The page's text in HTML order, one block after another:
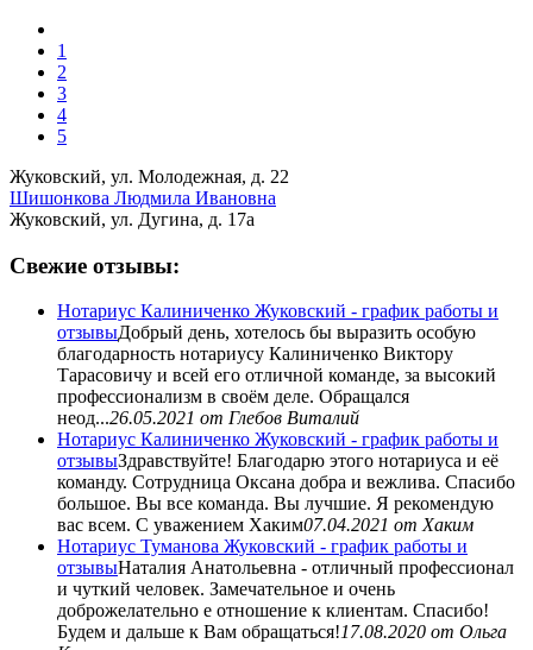
1
2
3
4
5
Жуковский, ул. Молодежная, д. 22
Шишонкова Людмила Ивановна
Жуковский, ул. Дугина, д. 17а
Свежие отзывы:
Нотариус Калиниченко Жуковский - график работы и
отзывыДобрый день, хотелось бы выразить особую
благодарность нотариусу Калиниченко Виктору
Тарасовичу и всей его отличной команде, за высокий
профессионализм в своём деле. Обращался
неод...26.05.2021 от Глебов Виталий
Нотариус Калиниченко Жуковский - график работы и
отзывыЗдравствуйте! Благодарю этого нотариуса и её
команду. Сотрудница Оксана добра и вежлива. Спасибо
большое. Вы все команда. Вы лучшие. Я рекомендую
вас всем. С уважением Хаким07.04.2021 от Хаким
Нотариус Туманова Жуковский - график работы и
отзывыНаталия Анатольевна - отличный профессионал
и чуткий человек. Замечательное и очень
доброжелательно е отношение к клиентам. Спасибо!
Будем и дальше к Вам обращаться!17.08.2020 от Ольга